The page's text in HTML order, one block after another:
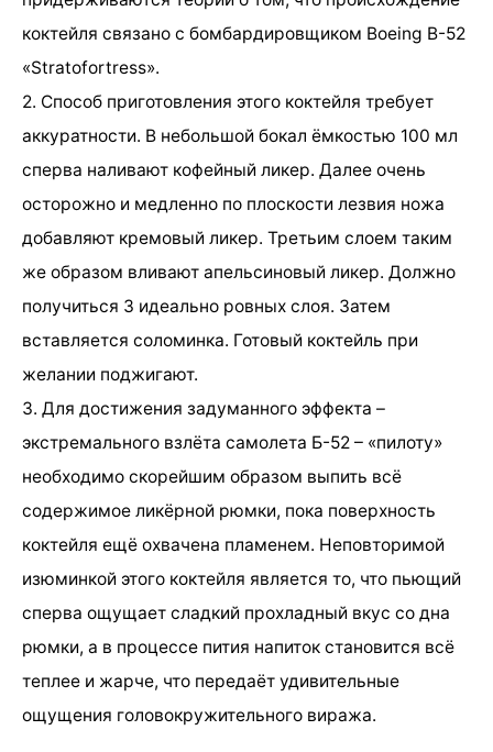
коктейля связано с бомбардировщиком Boeing B-52
«Stratofortress».
2. Способ приготовления этого коктейля требует
аккуратности. В небольшой бокал ёмкостью 100 мл
сперва наливают кофейный ликер. Далее очень
осторожно и медленно по плоскости лезвия ножа
добавляют кремовый ликер. Третьим слоем таким
же образом вливают апельсиновый ликер. Должно
получиться 3 идеально ровных слоя. Затем
вставляется соломинка. Готовый коктейль при
желании поджигают.
3. Для достижения задуманного эффекта –
экстремального взлёта самолета Б-52 – «пилоту»
необходимо скорейшим образом выпить всё
содержимое ликёрной рюмки, пока поверхность
коктейля ещё охвачена пламенем. Неповторимой
изюминкой этого коктейля является то, что пьющий
сперва ощущает сладкий прохладный вкус со дна
рюмки, а в процессе пития напиток становится всё
теплее и жарче, что передаёт удивительные
ощущения головокружительного виража.